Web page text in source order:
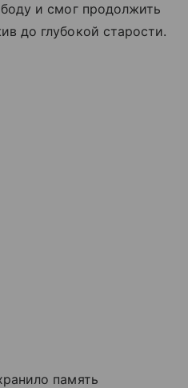
и смог продолжить
до глубокой старости.
память